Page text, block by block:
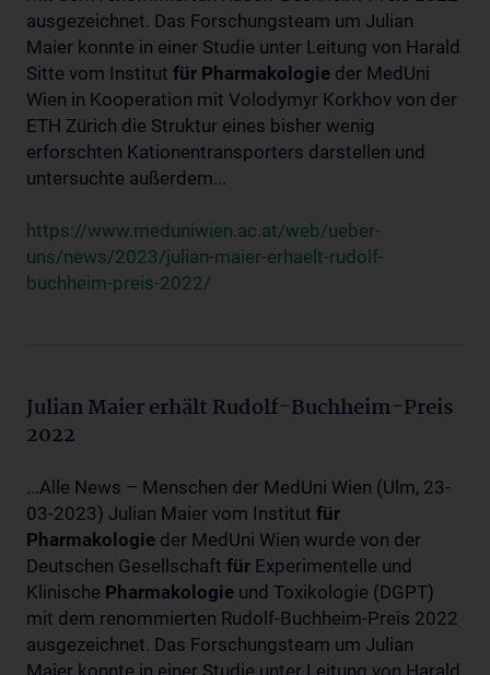
ausgezeichnet. Das Forschungsteam um Julian
Maier konnte in einer Studie unter Leitung von Harald
Sitte vom Institut für Pharmakologie der MedUni
Wien in Kooperation mit Volodymyr Korkhov von der
ETH Zürich die Struktur eines bisher wenig
erforschten Kationentransporters darstellen und
untersuchte außerdem...
https://www.meduniwien.ac.at/web/ueber-
uns/news/2023/julian-maier-erhaelt-rudolf-
buchheim-preis-2022/
Julian Maier erhält Rudolf-Buchheim-Preis
2022
...Alle News – Menschen der MedUni Wien (Ulm, 23-
03-2023) Julian Maier vom Institut für
Pharmakologie der MedUni Wien wurde von der
Deutschen Gesellschaft für Experimentelle und
Klinische Pharmakologie und Toxikologie (DGPT)
mit dem renommierten Rudolf-Buchheim-Preis 2022
ausgezeichnet. Das Forschungsteam um Julian
Maier konnte in einer Studie unter Leitung von Harald